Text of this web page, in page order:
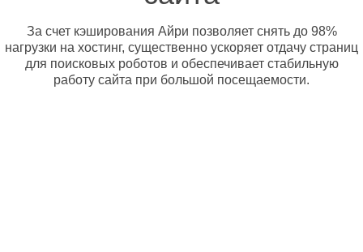
За счет кэширования Айри позволяет снять до 98%
нагрузки на хостинг, существенно ускоряет отдачу страниц
для поисковых роботов и обеспечивает стабильную
работу сайта при большой посещаемости.